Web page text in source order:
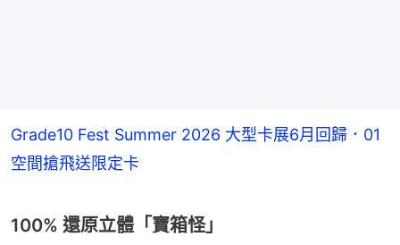
Grade10 Fest Summer 2026 大型卡展6月回歸．01
空間搶飛送限定卡
100% 還原立體「寶箱怪」